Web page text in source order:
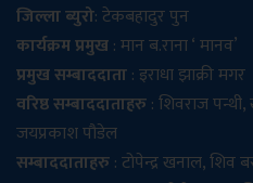
जिल्ला ब्युरो: टेकबहादुर पुन
कार्यक्रम प्रमुख: मान ब.राना ‘ मानव’
प्रमुख सम्बाददाता: इराधा झाक्री मगर
वरिष्ठ सम्बाददाताहरु: शिवराज
जयप्रकाश पौडेल
सम्बाददाताहरु: टोपेन्द्र खनाल, शिव